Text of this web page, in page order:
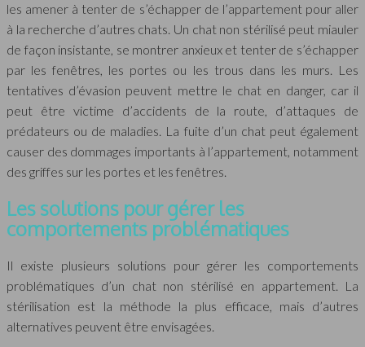
les amener à tenter de s’échapper de l’appartement pour aller
à la recherche d’autres chats. Un chat non stérilisé peut miauler
de façon insistante, se montrer anxieux et tenter de s’échapper
par les fenêtres, les portes ou les trous dans les murs. Les
tentatives d’évasion peuvent mettre le chat en danger, car il
peut être victime d’accidents de la route, d’attaques de
prédateurs ou de maladies. La fuite d’un chat peut également
causer des dommages importants à l’appartement, notamment
des griffes sur les portes et les fenêtres.
Les solutions pour gérer les
comportements problématiques
Il existe plusieurs solutions pour gérer les comportements
problématiques d’un chat non stérilisé en appartement. La
stérilisation est la méthode la plus efficace, mais d’autres
alternatives peuvent être envisagées.